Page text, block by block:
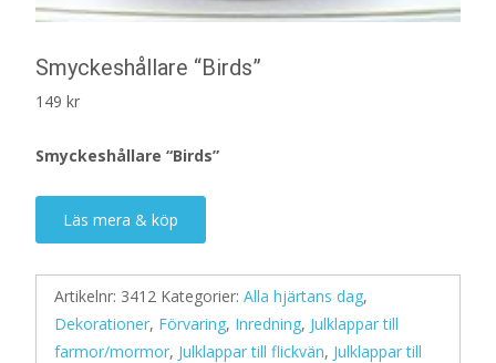
Smyckeshållare “Birds”
149 kr
Smyckeshållare “Birds”
Läs mera & köp
Artikelnr: 3412 Kategorier: Alla hjärtans dag,
Dekorationer, Förvaring, Inredning, Julklappar till
farmor/mormor, Julklappar till flickvän, Julklappar till